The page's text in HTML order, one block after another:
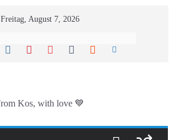
Freitag, August 7, 2026
Kos, with love 💙